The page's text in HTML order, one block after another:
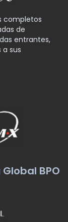
completos
de
entrantes,
sus
BPO